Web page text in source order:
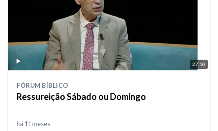
27:10
FÓRUM BÍBLICO
Ressureição Sábado ou Domingo
há 11 meses